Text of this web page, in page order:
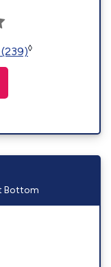
◊
Bottom